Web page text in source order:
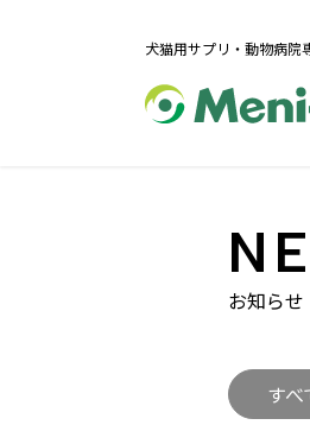
犬猫用サプリ・動物病院
お知らせ
すべ